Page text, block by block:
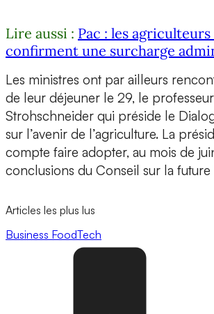
Lire aussi : Pac : les agriculteurs
confirment une surcharge
Les ministres ont par ailleurs
de leur déjeuner le 29, le
Strohschneider qui préside le
sur l’avenir de l’agriculture. La
compte faire adopter, au mois de
conclusions du Conseil sur la future
Articles les plus lus
Business FoodTech